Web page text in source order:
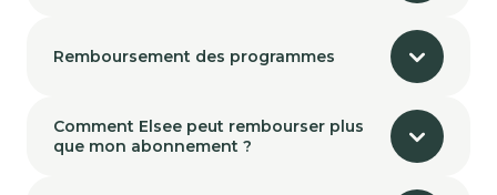
Remboursement des programmes
Comment Elsee peut rembourser plus
que mon abonnement ?